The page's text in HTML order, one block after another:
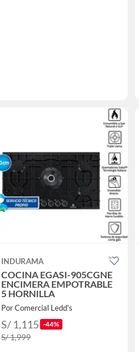
INDURAMA
COCINA EGASI-905CGNE
ENCIMERA EMPOTRABLE
5 HORNILLA
Por Comercial Ledd's
S/ 1,115 -44%
S/ 1,999